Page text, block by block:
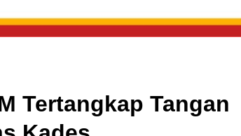
Tertangkap Tangan